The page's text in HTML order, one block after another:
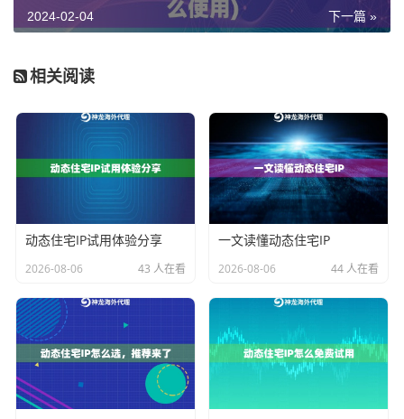
态IP地址和端口号。
搭建和使用静态代理IP，从而满足我们在网络连接中对
静态代理IP搭建
接下来，让我们来简单介绍一下如何搭建静态代理IP。
首先，我们需要选择一款静态IP代理软件，例如神龙海
外、神龙海外等。接着，我们需要按照软件的官方文档
或者教程来进行安装和配置。
在完成安装和配置后，我们可以获得一个拥有固定IP地
址的代理服务器。然后，我们可以在需要使用静态代理I
P的场景中，设置使用该代理服务器即可。
总的来说，搭建静态代理IP并不是一件复杂的事情，只
下一篇 »
2024-02-04
相关阅读
动态住宅IP试用体验分享
2026-08-06 43 人在看
一文读懂动态住宅IP
2026-08-06 44 人在看